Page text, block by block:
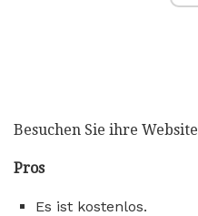
Besuchen Sie ihre Website
Pros
Es ist kostenlos.